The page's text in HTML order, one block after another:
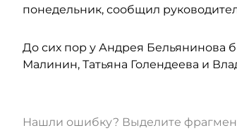
понедельник, сообщил
До сих пор у Андрея Бельянинова
Малинин, Татьяна Голендеева и
Нашли ошибку? Выделите